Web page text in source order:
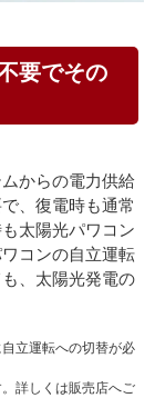
要でその
からの電力供給
、復電時も通常
太陽光パワコン
コンの自立運転
、太陽光発電の
立運転への切替が必
詳しくは販売店へご